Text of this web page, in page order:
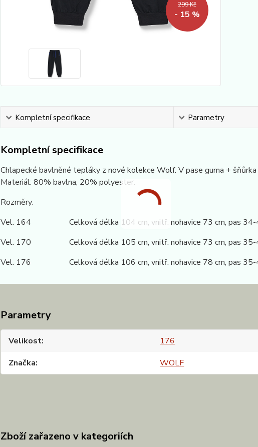
299 Kč
- 15 %
Kompletní specifikace Parametry
Kompletní specifikace
Chlapecké bavlněné tepláky z nové kolekce Wolf. V pase guma + šňůrka
Materiál: 80% bavlna, 20% polyester.
Rozměry:
Vel. 164 Celková délka 104 cm, vnitř. nohavice 73 cm, pas 34-
Vel. 170 Celková délka 105 cm, vnitř. nohavice 73 cm, pas 35-
Vel. 176 Celková délka 106 cm, vnitř. nohavice 78 cm, pas 35-
Parametry
Velikost
176
Značka
WOLF
Zboží zařazeno v kategoriích